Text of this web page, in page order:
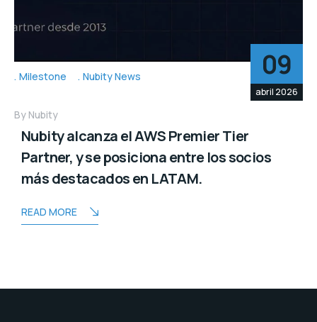
Milestone Nubity News 09
abril 2026
By Nubity
Nubity alcanza el AWS Premier Tier
Partner, y se posiciona entre los socios
más destacados en LATAM.
READ MORE